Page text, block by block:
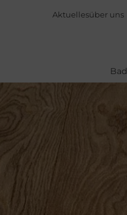
Inhalt
Aktuellesüber uns
Bad